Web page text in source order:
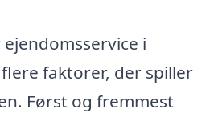
i
faktorer, der spiller
Først og fremmest